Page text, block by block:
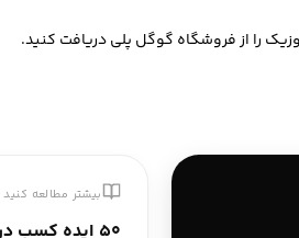
را از فروشگاه گوگل پلی دریافت کنید.
بیشتر مطالعه کنید
۵۰ ایده کسب درآمد با هوش مصنوعی در ایران ۱۴۰۵